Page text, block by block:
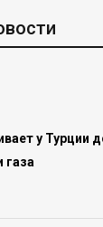
у Турции
газа